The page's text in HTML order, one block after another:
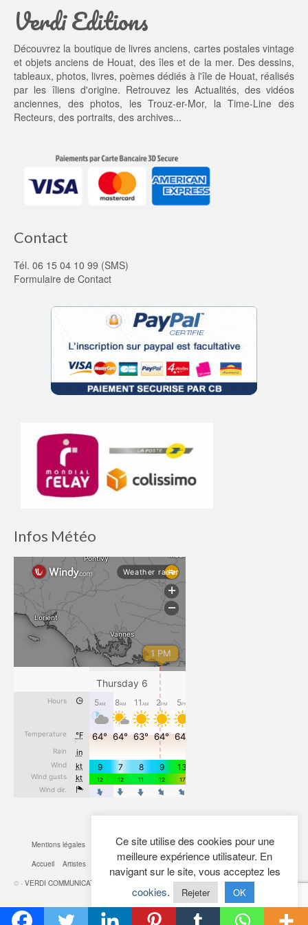
t :
0,
0
0 €.
Verdi Editions
Découvrez la boutique de livres anciens, cartes postales vintage
et objets anciens de Houat, des îles et de la mer. Des dessins,
tableaux, photos, livres, poèmes dédiés à l'île de Houat, réalisés
par les îliens d'origine. Retrouvez les Actualités, des vidéos
anciennes, desphotos, lesTrouz-er-Mor, laTime-Line des
Recteurs, des portraits, des archives...
Contact
Tél. 06 15 04 10 99 (SMS)
Formulaire de Contact
Infos Météo
Mentions légales Cookies Confidentialité Plan du site
Contact
Accueil
Artistes Actualités Boutique
Mon Compte
© - VERDI COMMUNICATION
Ce site utilise des cookies pour une
meilleure expérience utilisateur. En
navigant sur le site, vous acceptez les
cookies. Rejeter OK